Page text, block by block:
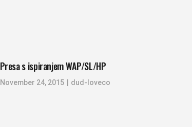
Presa s ispiranjem WAP/SL/HP
November 24, 2015 dud-loveco